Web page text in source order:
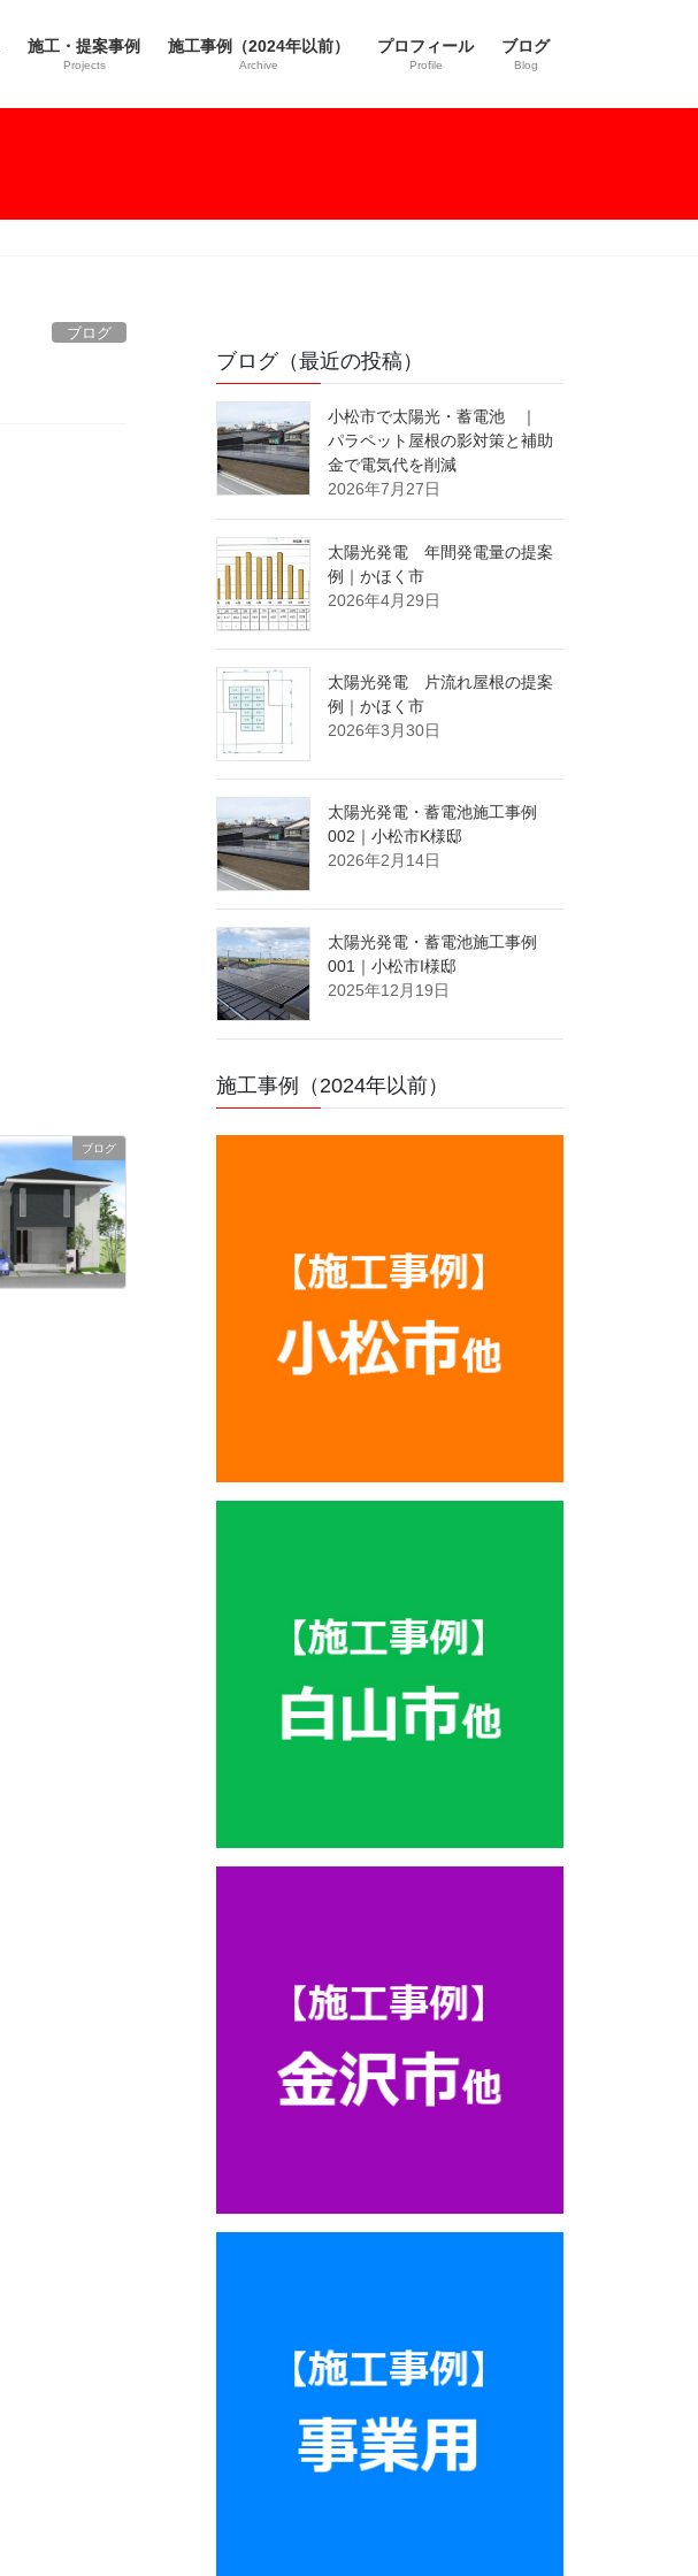
施工・提案事例
Projects
施工事例（2024年以前）
Archive
プロフィール
Profile
ブログ
Blog
ブログ
ブログ
ブログ（最近の投稿）
小松市で太陽光・蓄電池 ｜
パラペット屋根の影対策と補助
金で電気代を削減
2026年7月27日
太陽光発電 年間発電量の提案
例｜かほく市
2026年4月29日
太陽光発電 片流れ屋根の提案
例｜かほく市
2026年3月30日
太陽光発電・蓄電池施工事例
002｜小松市K様邸
2026年2月14日
太陽光発電・蓄電池施工事例
001｜小松市I様邸
2025年12月19日
施工事例（2024年以前）